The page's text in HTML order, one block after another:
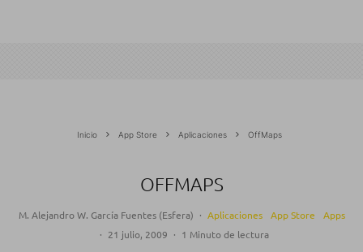
Inicio App Store Aplicaciones OffMaps
OFFMAPS
M. Alejandro W. García Fuentes (Esfera) · Aplicaciones App Store
Apps
· 21 julio, 2009 · 1 Minuto de lectura